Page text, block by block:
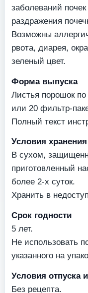
заболеваний
раздражения
Возможны
рвота, диарея,
зеленый цвет.
Форма выпуска
Листья порошок по
или 20 фильтр-
Полный текст
Условия хранения
В сухом,
приготовленный
более 2-х суток.
Хранить в
Срок годности
5 лет.
Не использовать
указанного на
Условия отпуска
Без рецепта.